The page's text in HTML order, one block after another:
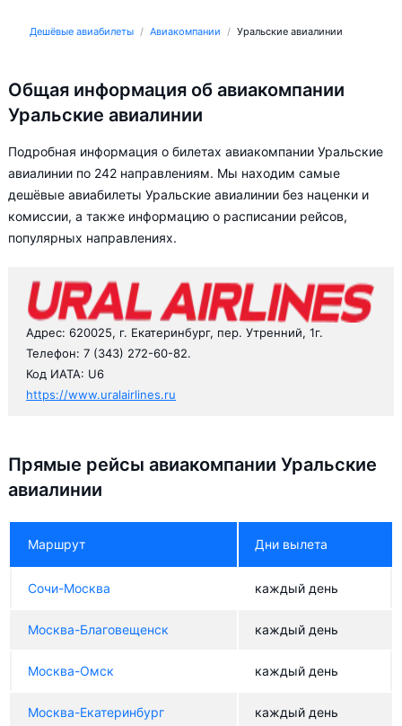
Дешёвые авиабилеты Авиакомпании Уральские авиалинии
Общая информация об авиакомпании
Уральские авиалинии
Подробная информация о билетах авиакомпании Уральские
авиалинии по 242 направлениям. Мы находим самые
дешёвые авиабилеты Уральские авиалинии без наценки и
комиссии, а также информацию о расписании рейсов,
популярных направлениях.
Адрес: 620025, г. Екатеринбург, пер. Утренний, 1г.
Телефон: 7 (343) 272-60-82.
Код ИАТА: U6
https://www.uralairlines.ru
Прямые рейсы авиакомпании Уральские
авиалинии
Маршрут Дни вылета
Сочи-Москва каждый день
Москва-Благовещенск каждый день
Москва-Омск каждый день
Москва-Екатеринбург каждый день